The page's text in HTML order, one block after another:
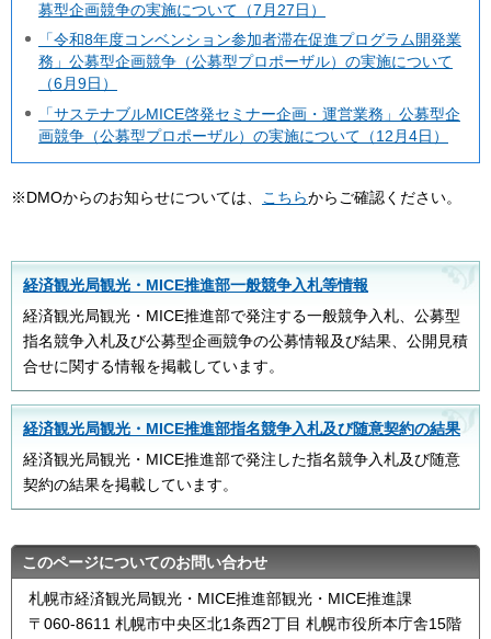
募型企画競争の実施について（7月27日）
「令和8年度コンベンション参加者滞在促進プログラム開発業
務」公募型企画競争（公募型プロポーザル）の実施について
（6月9日）
「サステナブルMICE啓発セミナー企画・運営業務」公募型企
画競争（公募型プロポーザル）の実施について（12月4日）
※DMOからのお知らせについては、 こちらからご確認ください。
経済観光局観光・MICE推進部一般競争入札等情報
経済観光局観光・MICE推進部で発注する一般競争入札、公募型
指名競争入札及び公募型企画競争の公募情報及び結果、公開見積
合せに関する情報を掲載しています。
経済観光局観光・MICE推進部指名競争入札及び随意契約の結果
経済観光局観光・MICE推進部で発注した指名競争入札及び随意
契約の結果を掲載しています。
このページについてのお問い合わせ
札幌市経済観光局観光・MICE推進部観光・MICE推進課
〒060-8611 札幌市中央区北1条西2丁目 札幌市役所本庁舎15階